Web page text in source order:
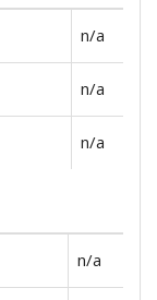
n/a
n/a
n/a
n/a